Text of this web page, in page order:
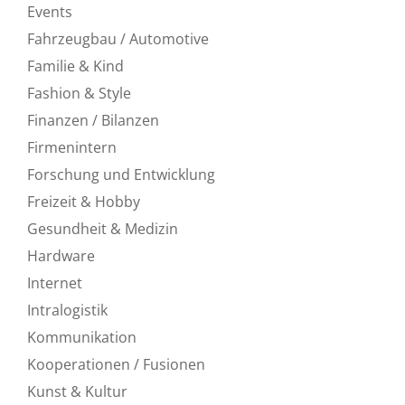
Events
Fahrzeugbau / Automotive
Familie & Kind
Fashion & Style
Finanzen / Bilanzen
Firmenintern
Forschung und Entwicklung
Freizeit & Hobby
Gesundheit & Medizin
Hardware
Internet
Intralogistik
Kommunikation
Kooperationen / Fusionen
Kunst & Kultur